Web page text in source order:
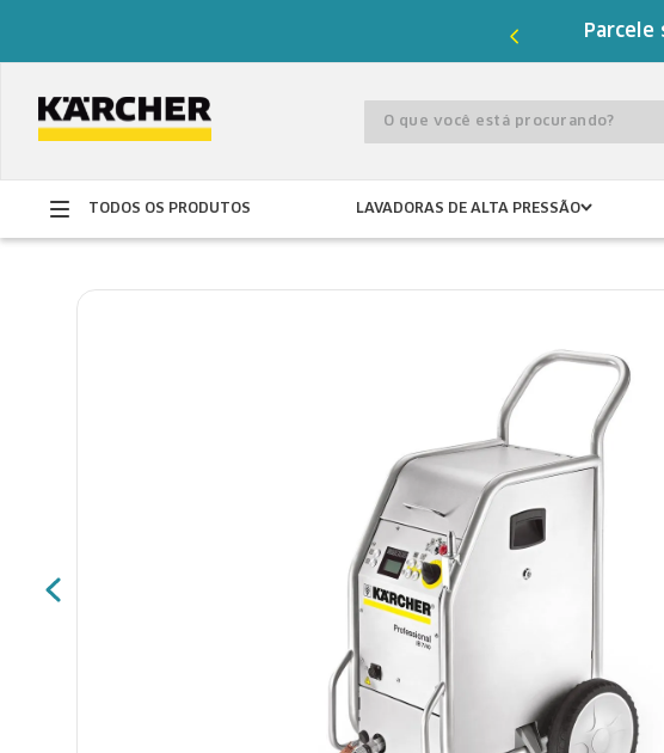
Parcele
O que você está procurando?
TODOS OS PRODUTOS LAVADORAS DE ALTA PRESSÃO